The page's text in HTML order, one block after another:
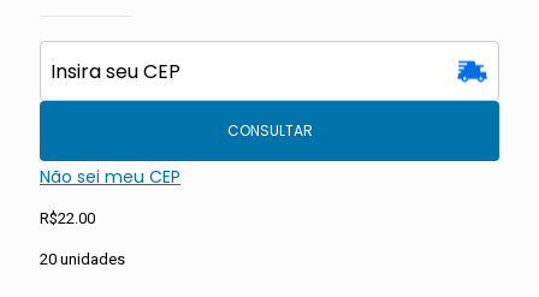
CONSULTAR
Não sei meu CEP
R$22.00
20 unidades